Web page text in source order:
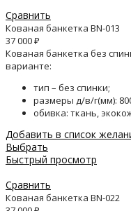
Сравнить
Кованая банкетка BN-013
37 000₽
Кованая банкетка без
варианте:
тип – без спинки;
размеры д/в/г(мм):
обивка: ткань,
Добавить в список
Выбрать
Быстрый просмотр
Сравнить
Кованая банкетка BN-022